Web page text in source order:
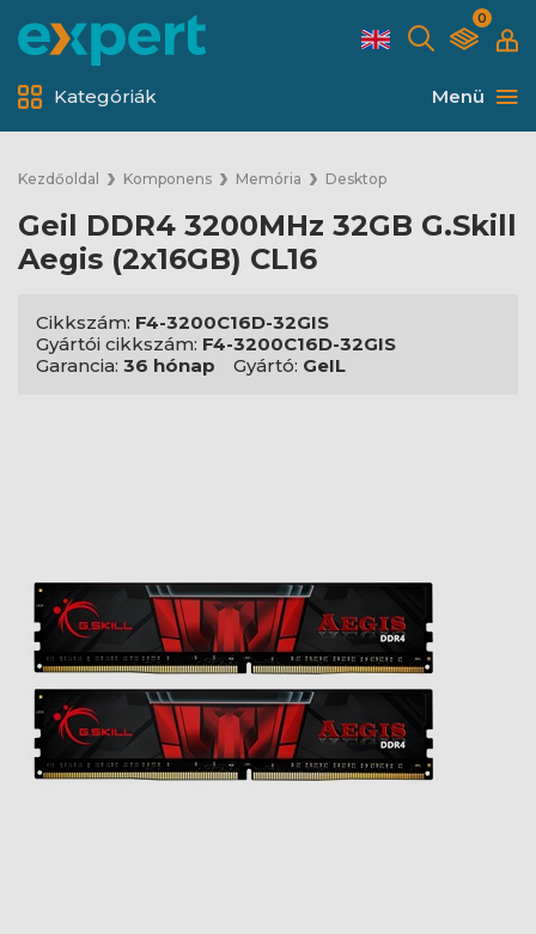
0
Menü
Kategóriák
Kezdőoldal Komponens Memória Desktop
Geil DDR4 3200MHz 32GB G.Skill
Aegis (2x16GB) CL16
Cikkszám: F4-3200C16D-32GIS
Gyártói cikkszám: F4-3200C16D-32GIS
Garancia: 36 hónap Gyártó: GeIL